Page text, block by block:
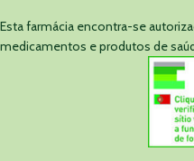
Esta farmácia encontra-se
medicamentos e produtos de